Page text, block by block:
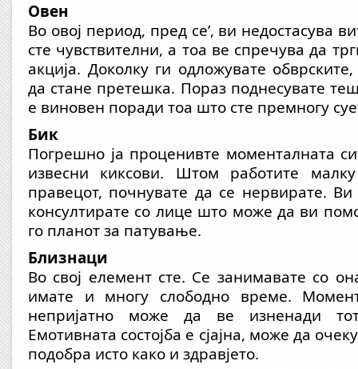
Овен
Во овој период, пред се’, ви недостасува
сте чувствителни, а тоа ве спречува да
акција. Доколку ги одложувате
да стане претешка. Пораз поднесувате
е виновен поради тоа што сте премногу
Бик
Погрешно ја проценивте моменталната
извесни киксови. Штом работите
правецот, почнувате да се нервирате. Ви
консултирате со лице што може да ви
го планот за патување.
Близнаци
Во свој елемент сте. Се занимавате со
имате и многу слободно време.
непријатно може да ве изненади
Емотивната состојба е сјајна, може да
подобра исто како и здравјето.